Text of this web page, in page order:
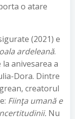
o atare
(2021) e
ardeleană.
anivesarea a
Dora. Dintre
creatorul
Fiinţa umană e
Nu